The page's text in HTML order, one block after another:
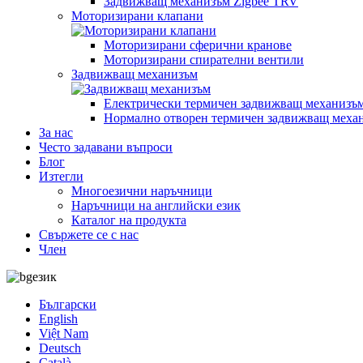
Моторизирани клапани
Моторизирани сферични кранове
Моторизирани спирателни вентили
Задвижващ механизъм
Електрически термичен задвижващ
Нормално отворен термичен задвижващ
За нас
Често задавани въпроси
Блог
Изтегли
Многоезични наръчници
Наръчници на английски език
Каталог на продукта
Свържете се с нас
Член
език
Български
English
Việt Nam
Deutsch